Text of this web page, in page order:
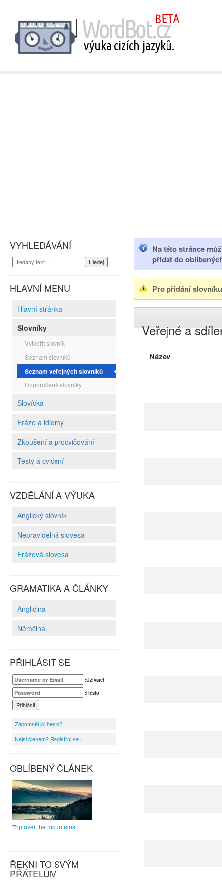
VYHLEDÁVÁNÍ
HLAVNÍ MENU
Hlavní stránka
Slovníky
Vytvořit slovník
Seznam slovníků
Seznam veřejných slovníků
Doporučené slovníky
Slovíčka
Fráze a idiomy
Zkoušení a procvičování
Testy a cvičení
VZDĚLÁNÍ A VÝUKA
Anglický slovník
Nepravidelná slovesa
Frázová slovesa
GRAMATIKA A ČLÁNKY
Angličina
Němčina
PŘIHLÁSIT SE
:Uživatel
:Heslo
Zapomněl jsi heslo?
Nejsi členem? Registruj se ›
OBLÍBENÝ ČLÁNEK
Trip over the mountains
ŘEKNI TO SVÝM
PŘÁTELŮM
Na této stránce
přidat do
Pro přidání
Veřejné a
Název